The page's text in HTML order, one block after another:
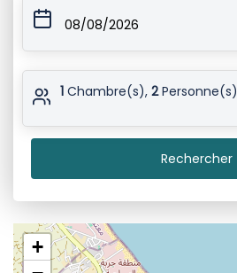
08/08/2026
1 Chambre(s),2Personne(s)
Rechercher
+